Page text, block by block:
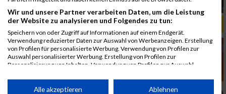
ALBUM B2RUN MÜNCHEN, B2RUN / 16.07.2019
Wir und unsere Partner verarbeiten Daten, um die Leistung
der Website zu analysieren und Folgendes zu tun:
Speichern von oder Zugriff auf Informationen auf einem Endgerät.
Verwendung reduzierter Daten zur Auswahl von Werbeanzeigen. Erstellung
von Profilen für personalisierte Werbung. Verwendung von Profilen zur
Auswahl personalisierter Werbung. Erstellung von Profilen zur
Personalisierung von Inhalten. Verwendung von Profilen zur Auswahl
Performance von Inhalten. Analyse von Zielgruppen durch Statistiken oder
Kombinationen von Daten aus verschiedenen Quellen. Entwicklung und
Alle akzeptieren Ablehnen